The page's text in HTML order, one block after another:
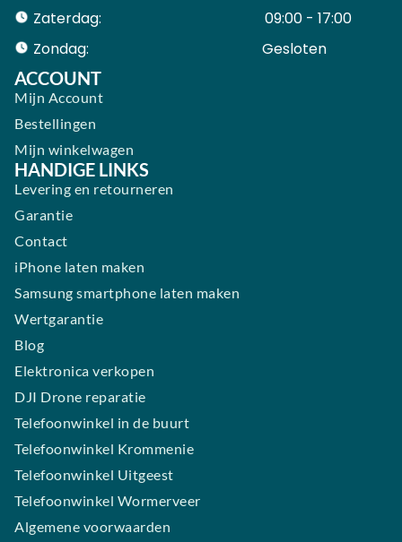
Zaterdag:
09:00 - 17:00
Zondag:
Gesloten ​ ​ ​ ​ ​ ​ ​
ACCOUNT
Mijn Account
Bestellingen
Mijn winkelwagen
HANDIGE LINKS
Levering en retourneren
Garantie
Contact
iPhone laten maken
Samsung smartphone laten maken
Wertgarantie
Blog
Elektronica verkopen
DJI Drone reparatie
Telefoonwinkel in de buurt
Telefoonwinkel Krommenie
Telefoonwinkel Uitgeest
Telefoonwinkel Wormerveer
Algemene voorwaarden